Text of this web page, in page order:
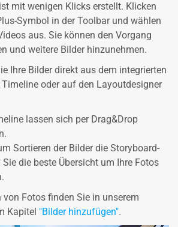
mit wenigen Klicks erstellt. Klicken
Symbol in der Toolbar und wählen
aus. Sie können den Vorgang
und weitere Bilder hinzunehmen.
Ihre Bilder direkt aus dem integrierten
oder auf den Layoutdesigner
lassen sich per Drag&Drop
Sortieren der Bilder die Storyboard-
die beste Übersicht um Ihre Fotos
Fotos finden Sie in unserem
Kapitel "Bilder hinzufügen".